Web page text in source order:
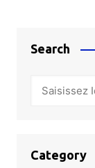
Search
Category